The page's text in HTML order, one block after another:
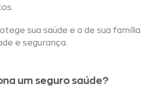
sua saúde e a de sua família
e segurança.
um seguro saúde?